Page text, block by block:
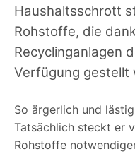
Haushaltsschrott
Rohstoffe, die
Recyclinganlagen
Verfügung gestellt
So ärgerlich und
Tatsächlich steckt er
Rohstoffe